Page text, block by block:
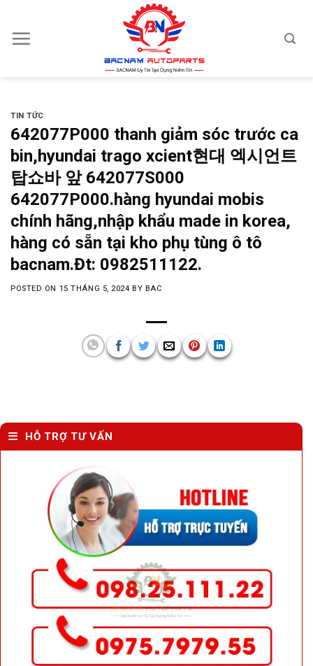
content
TIN TỨC
642077P000 thanh giảm sóc trước ca
bin,hyundai trago xcient현대 엑시언트
탑쇼바 앞 642077S000
642077P000.hàng hyundai mobis
chính hãng,nhập khẩu made in korea,
hàng có sẵn tại kho phụ tùng ô tô
bacnam.Đt: 0982511122.
POSTED ON 15 THÁNG 5, 2024 BY BAC
HỖ TRỢ TƯ VẤN